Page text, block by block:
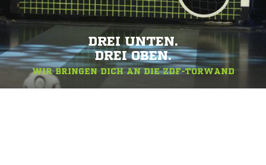
DREI UNTEN.
DREI OBEN.
WIR BRINGEN DICH AN DIE ZDF-TORWAND